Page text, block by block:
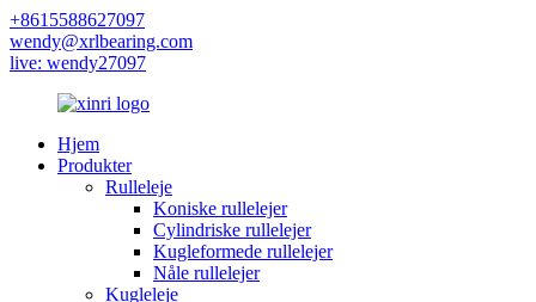
+8615588627097
wendy@xrlbearing.com
live: wendy27097
Hjem
Produkter
Rulleleje
Koniske rullelejer
Cylindriske rullelejer
Kugleformede rullelejer
Nåle rullelejer
Kugleleje